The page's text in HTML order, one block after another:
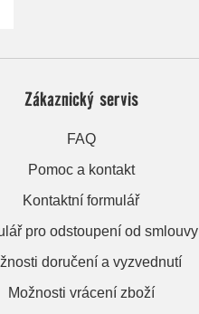
Zákaznický servis
FAQ
Pomoc a kontakt
Kontaktní formulář
pro odstoupení od smlouvy
doručení a vyzvednutí
Možnosti vrácení zboží